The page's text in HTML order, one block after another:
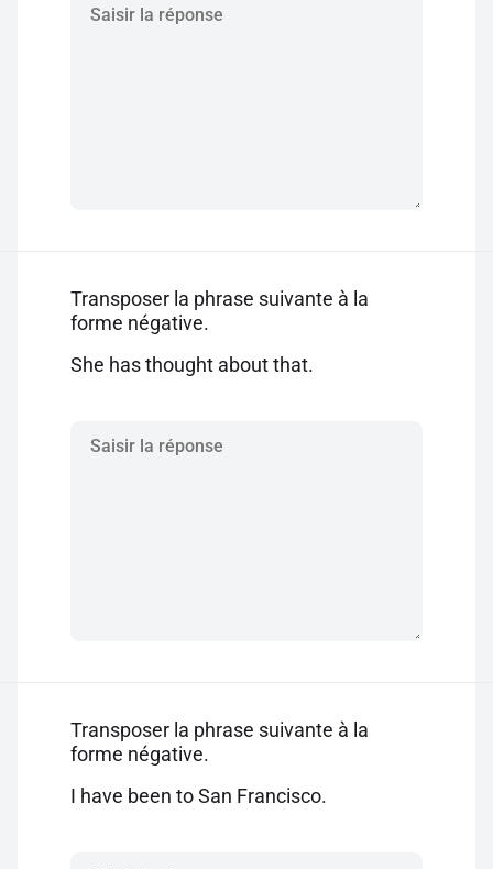
Transposer la phrase suivante à la
forme négative.
She has thought about that.
Transposer la phrase suivante à la
forme négative.
I have been to San Francisco.